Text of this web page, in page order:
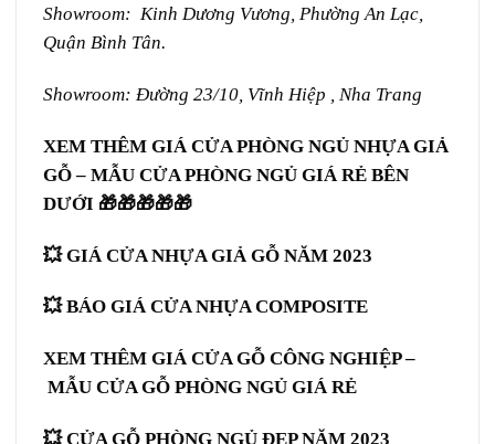
Showroom: Kinh Dương Vương, Phường An Lạc,
Quận Bình Tân.
Showroom: Đường 23/10, Vĩnh Hiệp , Nha Trang
XEM THÊM GIÁ CỬA PHÒNG NGỦ NHỰA GIẢ
GỖ – MẪU CỬA PHÒNG NGỦ GIÁ RẺ BÊN
DƯỚI 🎁🎁🎁🎁🎁
💥GIÁ CỬA NHỰA GIẢ GỖ NĂM 2023
💥BÁO GIÁ CỬA NHỰA COMPOSITE
XEM THÊM GIÁ CỬA GỖ CÔNG NGHIỆP –
MẪU CỬA GỖ PHÒNG NGỦ GIÁ RẺ
💥CỬA GỖ PHÒNG NGỦ ĐẸP NĂM 2023